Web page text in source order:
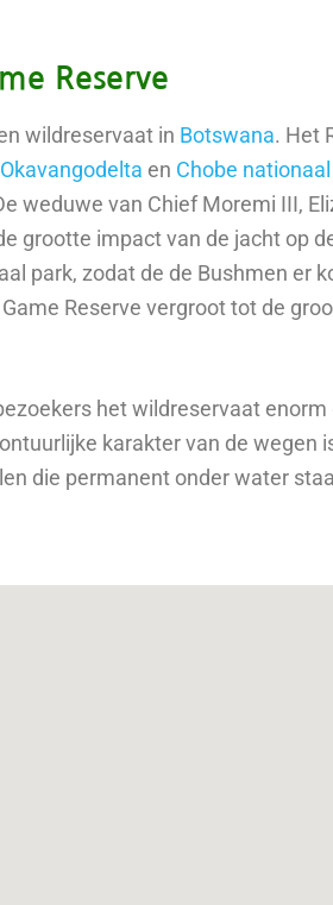
Reserve
wildreservaat in Botswana. Het
Okavangodelta en Chobe
weduwe van Chief Moremi III,
grootte impact van de jacht op
park, zodat de de Bushmen er
Reserve vergroot tot de
het wildreservaat
karakter van de wegen
die permanent onder water